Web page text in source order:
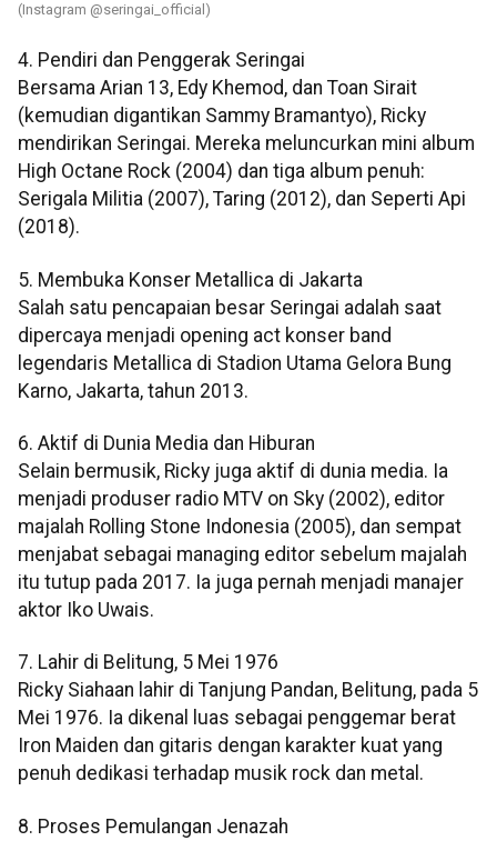
(Instagram @seringai_official)
4. Pendiri dan Penggerak Seringai
Bersama Arian 13, Edy Khemod, dan Toan Sirait
(kemudian digantikan Sammy Bramantyo), Ricky
mendirikan Seringai. Mereka meluncurkan mini album
High Octane Rock (2004) dan tiga album penuh:
Serigala Militia (2007), Taring (2012), dan Seperti Api
(2018).
5. Membuka Konser Metallica di Jakarta
Salah satu pencapaian besar Seringai adalah saat
dipercaya menjadi opening act konser band
legendaris Metallica di Stadion Utama Gelora Bung
Karno, Jakarta, tahun 2013.
6. Aktif di Dunia Media dan Hiburan
Selain bermusik, Ricky juga aktif di dunia media. Ia
menjadi produser radio MTV on Sky (2002), editor
majalah Rolling Stone Indonesia (2005), dan sempat
menjabat sebagai managing editor sebelum majalah
itu tutup pada 2017. Ia juga pernah menjadi manajer
aktor Iko Uwais.
7. Lahir di Belitung, 5 Mei 1976
Ricky Siahaan lahir di Tanjung Pandan, Belitung, pada 5
Mei 1976. Ia dikenal luas sebagai penggemar berat
Iron Maiden dan gitaris dengan karakter kuat yang
penuh dedikasi terhadap musik rock dan metal.
8. Proses Pemulangan Jenazah